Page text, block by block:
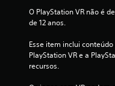
O PlayStation VR não é
de 12 anos.
Esse item inclui conteúdo
PlayStation VR e a
recursos.